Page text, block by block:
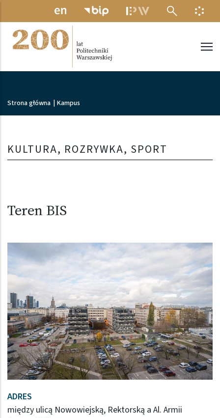
Przejdź do treści
MENU
Ścieżka nawigacyjna
Strona główna Kampus
KULTURA, ROZRYWKA, SPORT
Teren BIS
ADRES
między ulicą Nowowiejską, Rektorską a Al. Armii